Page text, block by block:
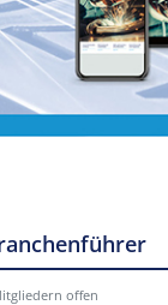
offen